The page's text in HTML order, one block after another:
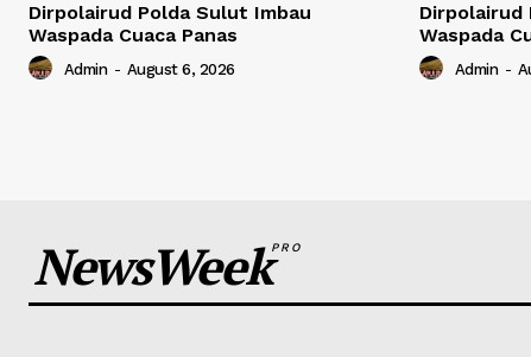
Dirpolairud Polda Sulut Imbau
Waspada Cuaca Panas
Admin - August 6, 2026
Dirpolairud
Waspada
Admin -
NewsWeekPRO